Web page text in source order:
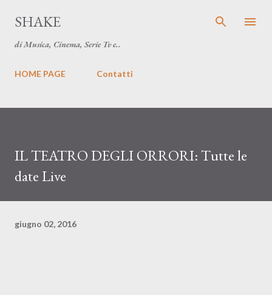
SHAKE
di Musica, Cinema, Serie Tv e..
HOME PAGE Contatti
IL TEATRO DEGLI ORRORI: Tutte le
date Live
giugno 02, 2016